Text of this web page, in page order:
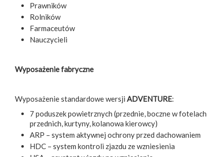
Prawników
Rolników
Farmaceutów
Nauczycieli
Wyposażenie fabryczne
Wyposażenie standardowe wersji ADVENTURE:
7 poduszek powietrznych (przednie, boczne w fotelach
przednich, kurtyny, kolanowa kierowcy)
ARP – system aktywnej ochrony przed dachowaniem
HDC – system kontroli zjazdu ze wzniesienia